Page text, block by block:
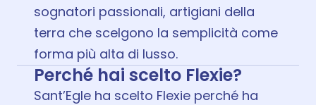
sognatori passionali, artigiani della
terra che scelgono la semplicità come
forma più alta di lusso.
Perché hai scelto Flexie?
Sant’Egle ha scelto Flexie perché ha